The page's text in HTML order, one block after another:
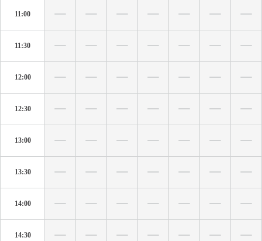
11:00
11:30
12:00
12:30
13:00
13:30
14:00
14:30